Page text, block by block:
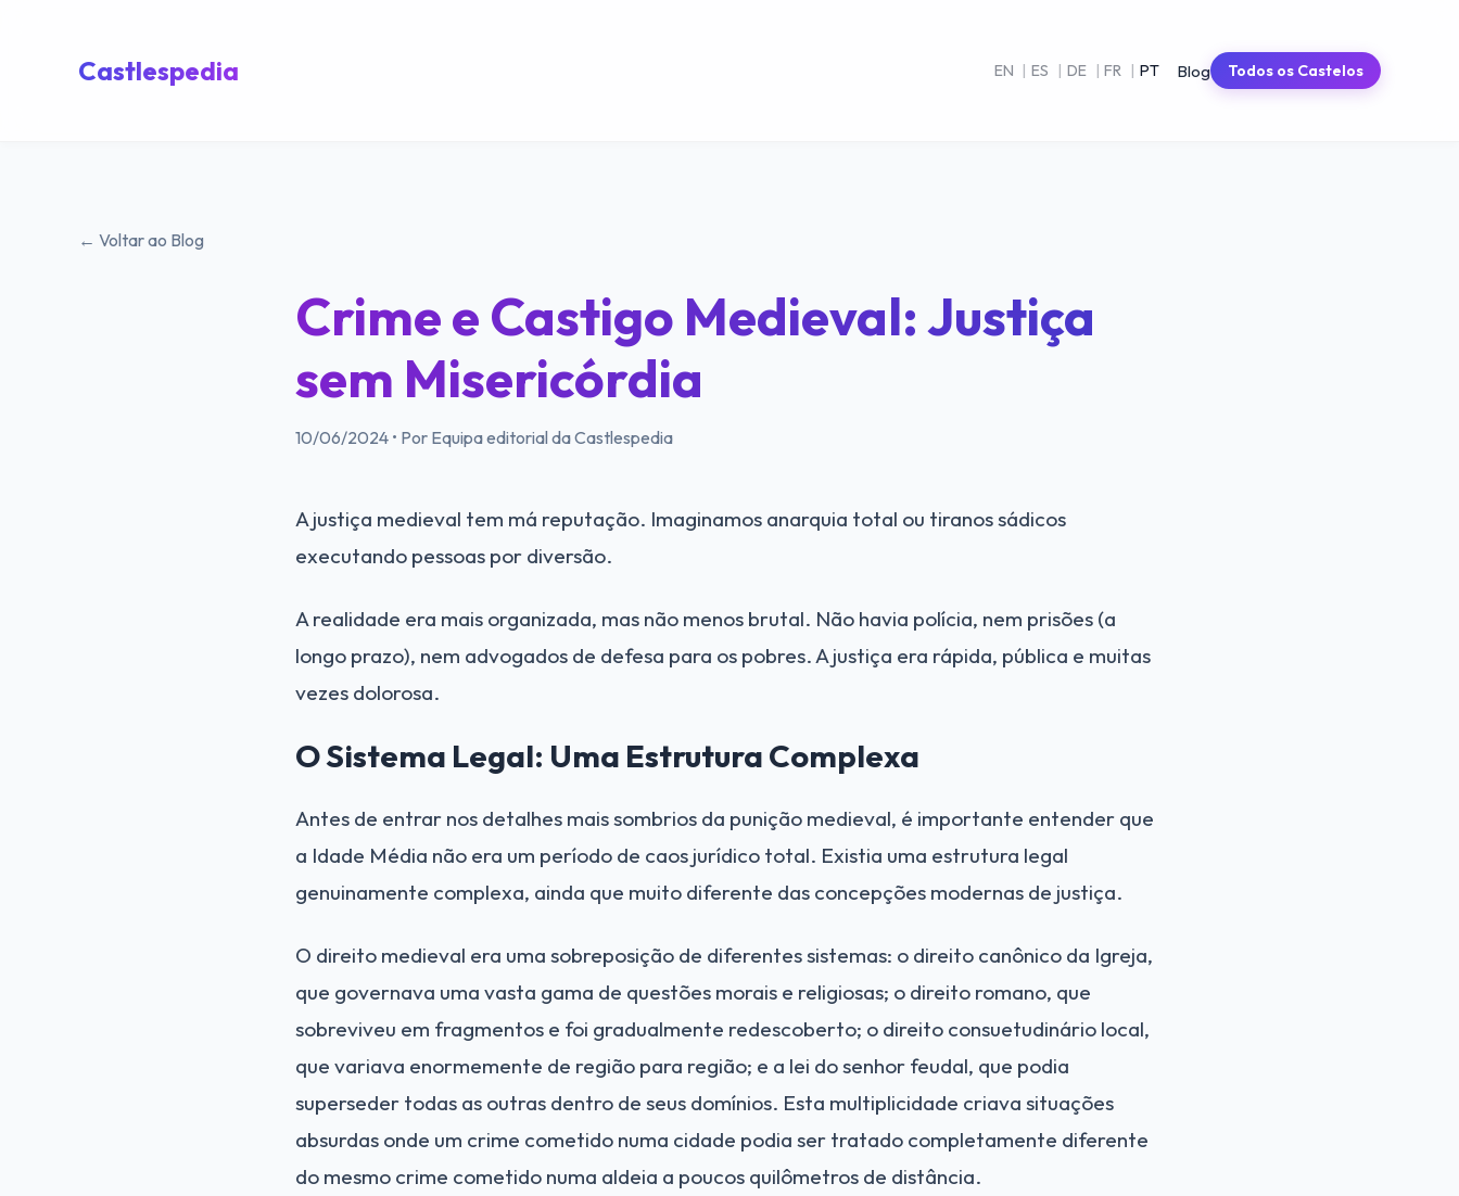
Castlespedia EN | ES | DE | FR | PT Blog Todos os Castelos
← Voltar ao Blog
Crime e Castigo Medieval: Justiça
sem Misericórdia
10/06/2024 • Por Equipa editorial da Castlespedia
A justiça medieval tem má reputação. Imaginamos anarquia total ou tiranos sádicos
executando pessoas por diversão.
A realidade era mais organizada, mas não menos brutal. Não havia polícia, nem prisões (a
longo prazo), nem advogados de defesa para os pobres. A justiça era rápida, pública e muitas
vezes dolorosa.
O Sistema Legal: Uma Estrutura Complexa
Antes de entrar nos detalhes mais sombrios da punição medieval, é importante entender que
a Idade Média não era um período de caos jurídico total. Existia uma estrutura legal
genuinamente complexa, ainda que muito diferente das concepções modernas de justiça.
O direito medieval era uma sobreposição de diferentes sistemas: o direito canônico da Igreja,
que governava uma vasta gama de questões morais e religiosas; o direito romano, que
sobreviveu em fragmentos e foi gradualmente redescoberto; o direito consuetudinário local,
que variava enormemente de região para região; e a lei do senhor feudal, que podia
superseder todas as outras dentro de seus domínios. Esta multiplicidade criava situações
absurdas onde um crime cometido numa cidade podia ser tratado completamente diferente
do mesmo crime cometido numa aldeia a poucos quilômetros de distância.